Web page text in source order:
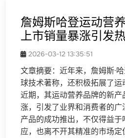
詹姆斯哈登运动营
上市销量暴涨引发
2026-03-12 13:35:51
文章摘要：近年来，詹姆斯·
球技术著称，还积极拓展了运
近期，其运动营养品牌的新产
涨，引发了业界和消费者的
产品的成功推出，不仅得益
应，也离不开其精准的市场